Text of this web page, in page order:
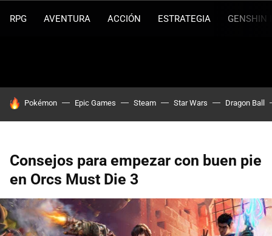
RPG AVENTURA ACCIÓN ESTRATEGIA GENSHIN
HOY SE HABLA DE
Pokémon Epic Games Steam Star Wars Dragon Ball
Consejos para empezar con buen pie
en Orcs Must Die 3